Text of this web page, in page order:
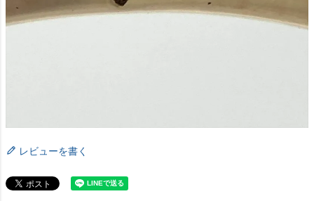
レビューを書く